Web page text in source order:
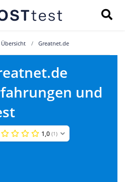
Greatnet.de
und
1,0 (1)